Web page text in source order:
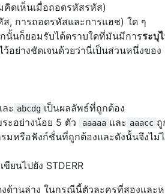
ดเห็นเมื่อถอดรหัสรหัส)
ส, การถอดรหัสและการแฮช) ใด ๆ
นั้นก็ยอมรับได้ตราบใดที่มันมีการระบุ
อย่างชัดเจนด้วยว่านี่เป็นส่วนหนึ่งของ
ละ abcdg เป็นผลลัพธ์ที่ถูกต้อง
ะอย่างน้อย 5 ตัว
aaaaa และ aaacc ถู
มหรือฟังก์ชั่นที่ถูกต้องและดังนั้นจึงไม่
ยนไปยัง STDERR
ด้านล่าง ในกรณีนี้ตัวละครที่สองและ